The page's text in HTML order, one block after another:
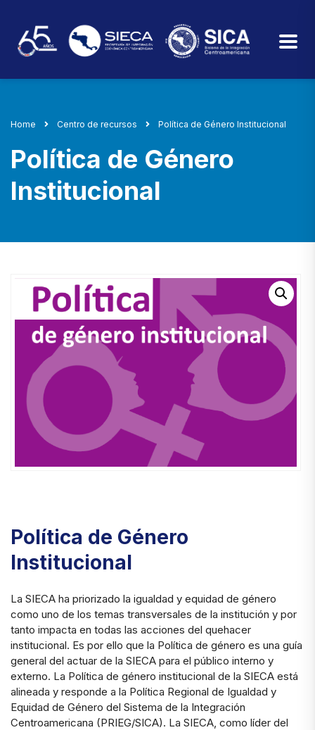
Home Centro de recursos Política de Género Institucional
Política de Género
Institucional
Política de Género
Institucional
La SIECA ha priorizado la igualdad y equidad de género
como uno de los temas transversales de la institución y por
tanto impacta en todas las acciones del quehacer
institucional. Es por ello que la Política de género es una guía
general del actuar de la SIECA para el público interno y
externo. La Política de género institucional de la SIECA está
alineada y responde a la Política Regional de Igualdad y
Equidad de Género del Sistema de la Integración
Centroamericana (PRIEG/SICA). La SIECA, como líder del